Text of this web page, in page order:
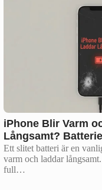
iPhone Blir Varm
Långsamt?
Ett slitet batteri är en
varm och laddar
full…